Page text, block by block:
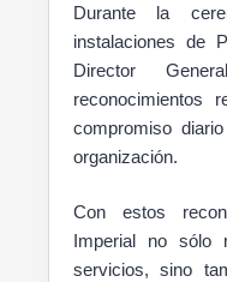
Durante la
instalaciones de
Director
reconocimientos
compromiso
organización.
Con estos
Imperial no sólo
servicios, sino